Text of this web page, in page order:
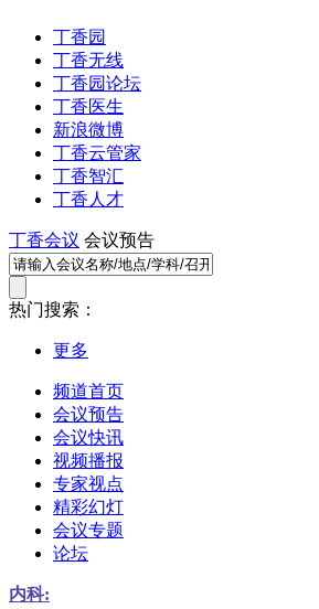
丁香园
丁香无线
丁香园论坛
丁香医生
新浪微博
丁香云管家
丁香智汇
丁香人才
丁香会议 会议预告
热门搜索：
更多
频道首页
会议预告
会议快讯
视频播报
专家视点
精彩幻灯
会议专题
论坛
内科: